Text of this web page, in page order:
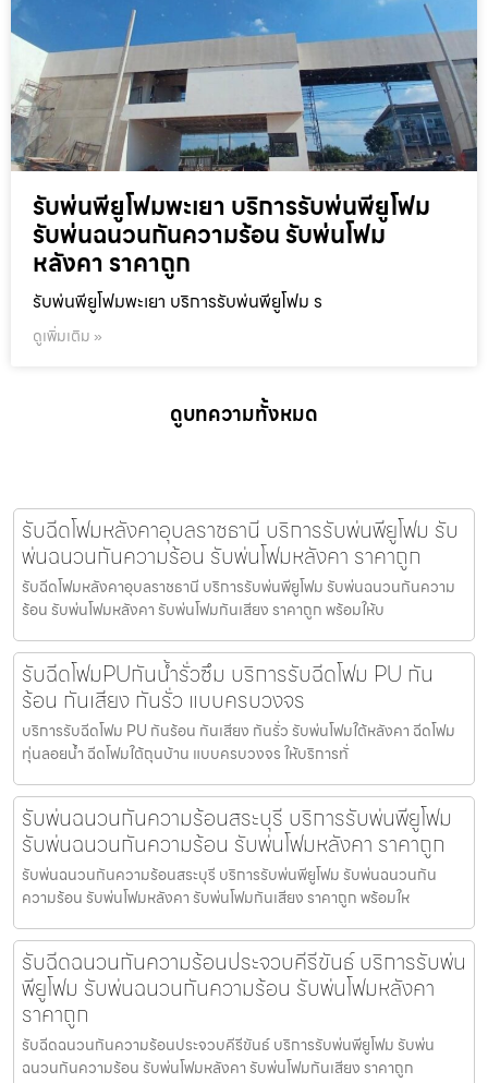
รับพ่นพียูโฟมพะเยา บริการรับพ่นพียูโฟม
รับพ่นฉนวนกันความร้อน รับพ่นโฟม
หลังคา ราคาถูก
รับพ่นพียูโฟมพะเยา บริการรับพ่นพียูโฟม ร
ดูเพิ่มเติม »
ดูบทความทั้งหมด
รับฉีดโฟมหลังคาอุบลราชธานี บริการรับพ่นพียูโฟม รับ
พ่นฉนวนกันความร้อน รับพ่นโฟมหลังคา ราคาถูก
รับฉีดโฟมหลังคาอุบลราชธานี บริการรับพ่นพียูโฟม รับพ่นฉนวนกันความ
ร้อน รับพ่นโฟมหลังคา รับพ่นโฟมกันเสียง ราคาถูก พร้อมให้บ
รับฉีดโฟมPUกันน้ำรั่วซึม บริการรับฉีดโฟม PU กัน
ร้อน กันเสียง กันรั่ว แบบครบวงจร
บริการรับฉีดโฟม PU กันร้อน กันเสียง กันรั่ว รับพ่นโฟมใต้หลังคา ฉีดโฟม
ทุ่นลอยน้ำ ฉีดโฟมใต้ถุนบ้าน แบบครบวงจร ให้บริการทั่
รับพ่นฉนวนกันความร้อนสระบุรี บริการรับพ่นพียูโฟม
รับพ่นฉนวนกันความร้อน รับพ่นโฟมหลังคา ราคาถูก
รับพ่นฉนวนกันความร้อนสระบุรี บริการรับพ่นพียูโฟม รับพ่นฉนวนกัน
ความร้อน รับพ่นโฟมหลังคา รับพ่นโฟมกันเสียง ราคาถูก พร้อมให
รับฉีดฉนวนกันความร้อนประจวบคีรีขันธ์ บริการรับพ่น
พียูโฟม รับพ่นฉนวนกันความร้อน รับพ่นโฟมหลังคา
ราคาถูก
รับฉีดฉนวนกันความร้อนประจวบคีรีขันธ์ บริการรับพ่นพียูโฟม รับพ่น
ฉนวนกันความร้อน รับพ่นโฟมหลังคา รับพ่นโฟมกันเสียง ราคาถูก